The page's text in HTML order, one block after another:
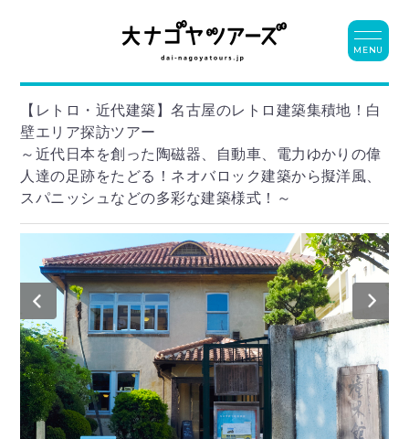
【レトロ・近代建築】名古屋のレトロ建築集積地！白
壁エリア探訪ツアー
～近代日本を創った陶磁器、自動車、電力ゆかりの偉
人達の足跡をたどる！ネオバロック建築から擬洋風、
スパニッシュなどの多彩な建築様式！～
MENU